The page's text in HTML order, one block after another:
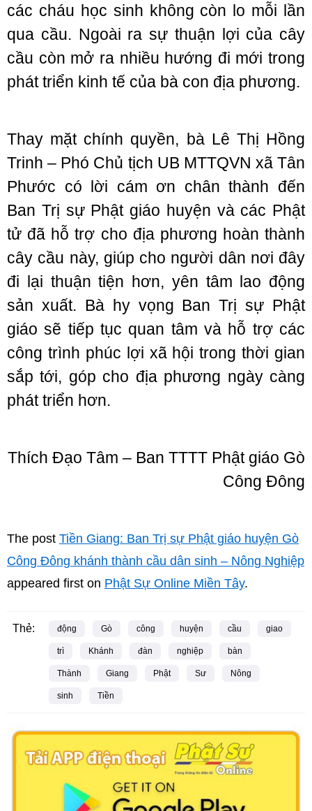
các cháu học sinh không còn lo mỗi lần
qua cầu. Ngoài ra sự thuận lợi của cây
cầu còn mở ra nhiều hướng đi mới trong
phát triển kinh tế của bà con địa phương.
Thay mặt chính quyền, bà Lê Thị Hồng
Trinh – Phó Chủ tịch UB MTTQVN xã Tân
Phước có lời cám ơn chân thành đến
Ban Trị sự Phật giáo huyện và các Phật
tử đã hỗ trợ cho địa phương hoàn thành
cây cầu này, giúp cho người dân nơi đây
đi lại thuận tiện hơn, yên tâm lao động
sản xuất. Bà hy vọng Ban Trị sự Phật
giáo sẽ tiếp tục quan tâm và hỗ trợ các
công trình phúc lợi xã hội trong thời gian
sắp tới, góp cho địa phương ngày càng
phát triển hơn.
Thích Đạo Tâm – Ban TTTT Phật giáo Gò
Công Đông
The post Tiền Giang: Ban Trị sự Phật giáo huyện Gò
Công Đông khánh thành cầu dân sinh – Nông Nghiệp
appeared first on Phật Sự Online Miền Tây.
Thẻ: động Gò công huyện cầu giao
trì Khánh đàn nghiệp bàn
Thành Giang Phật Sư Nông
sinh Tiền